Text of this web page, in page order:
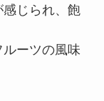
じられ、飽
ーツの風味